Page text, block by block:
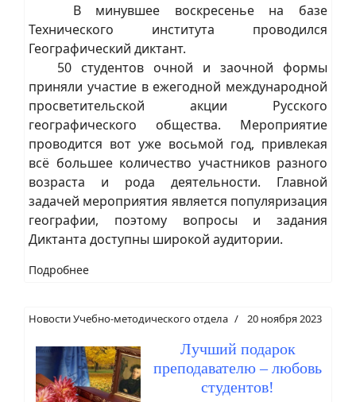
В минувшее воскресенье на базе
Технического института проводился
Географический диктант.
50 студентов очной и заочной формы
приняли участие в ежегодной международной
просветительской акции Русского
географического общества. Мероприятие
проводится вот уже восьмой год, привлекая
всё большее количество участников разного
возраста и рода деятельности. Главной
задачей мероприятия является популяризация
географии, поэтому вопросы и задания
Диктанта доступны широкой аудитории.
Подробнее
Новости Учебно-методического отдела 20 ноября 2023
Лучший подарок
преподавателю – любовь
студентов!